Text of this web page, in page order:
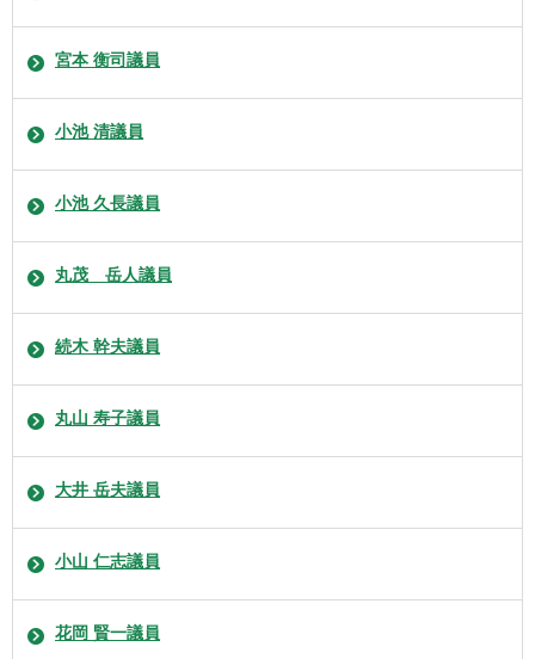
宮本 衡司議員
小池 清議員
小池 久長議員
丸茂 岳人議員
続木 幹夫議員
丸山 寿子議員
大井 岳夫議員
小山 仁志議員
花岡 賢一議員